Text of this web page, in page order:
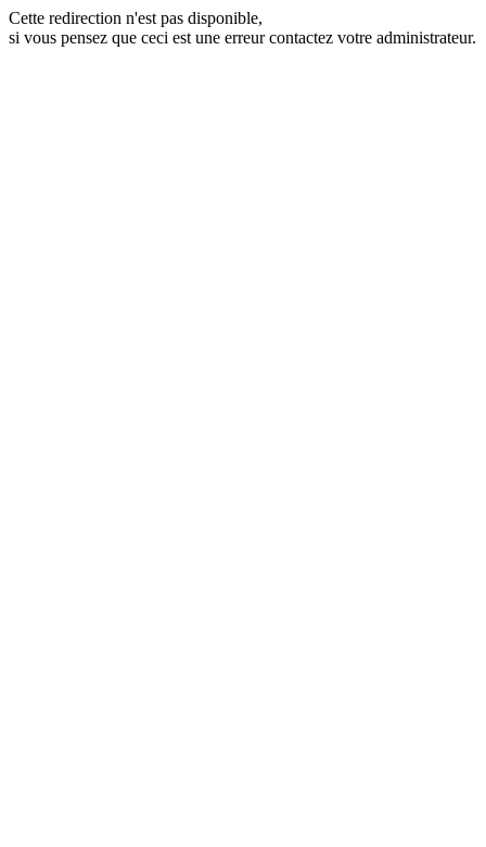
Cette redirection n'est pas disponible,
si vous pensez que ceci est une erreur contactez votre administrateur.